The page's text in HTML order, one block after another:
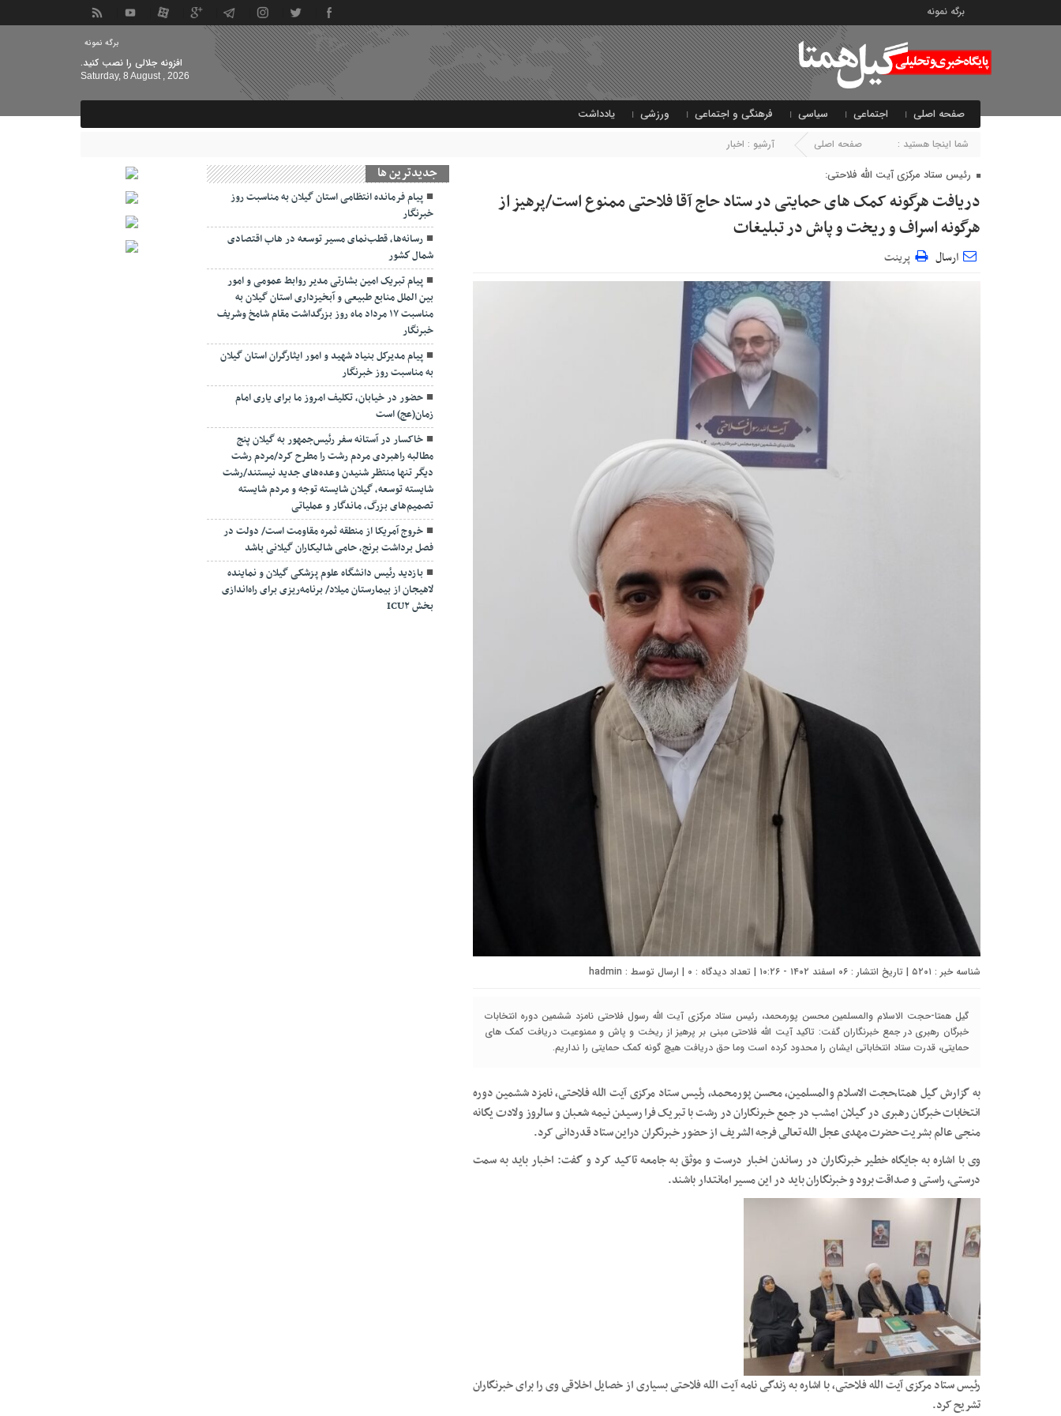
برگه نمونه
برگه نمونه
افزونه جلالی را نصب کنید.
Saturday, 8 August , 2026
صفحه اصلی اجتماعی سیاسی فرهنگی و اجتماعی ورزشی یادداشت
شما اینجا هستید : صفحه اصلی آرشیو : اخبار
رئیس ستاد مرکزی آیت الله فلاحتی:
دریافت هرگونه کمک های حمایتی در ستاد حاج آقا فلاحتی ممنوع است/پرهیز از
هرگونه اسراف و ریخت و پاش در تبلیغات
ارسال پرینت
شناسه خبر : ۵۲۰۱ | تاریخ انتشار : ۰۶ اسفند ۱۴۰۲ - ۱۰:۲۶ | تعداد دیدگاه : ۰ | ارسال توسط : hadmin
گیل همتا-حجت الاسلام والمسلمین محسن پورمحمد، رئیس ستاد مرکزی آیت الله رسول فلاحتی نامزد ششمین دوره انتخابات
خبرگان رهبری در جمع خبرنگاران گفت: تاکید آیت الله فلاحتی مبنی بر پرهیز از ریخت و پاش و ممنوعیت دریافت کمک های
حمایتی، قدرت ستاد انتخاباتی ایشان را محدود کرده است وما حق دریافت هیچ گونه کمک حمایتی را نداریم.
به گزارش گیل همتا،حجت الاسلام والمسلمین، محسن پورمحمد، رئیس ستاد مرکزی آیت الله فلاحتی، نامزد ششمین دوره
انتخابات خبرگان رهبری در گیلان امشب در جمع خبرنگاران در رشت با تبریک فرا رسیدن نیمه شعبان و سالروز ولادت یگانه
منجی عالم بشریت حضرت مهدی عجل الله تعالی فرجه الشریف از حضور خبرنگران دراین ستاد قدردانی کرد.
وی با اشاره به جایگاه خطیر خبرنگاران در رساندن اخبار درست و موثق به جامعه تاکید کرد و گفت: اخبار باید به سمت
درستی، راستی و صداقت برود و خبرنگاران باید در این مسیر امانتدار باشند.
رئیس ستاد مرکزی آیت الله فلاحتی، با اشاره به زندگی نامه آیت الله فلاحتی بسیاری از خصایل اخلاقی وی را برای خبرنگاران
تشریح کرد.
جديدترين ها
پیام فرمانده انتظامی استان گیلان به مناسبت روز
خبرنگار
رسانه‌ها، قطب‌نمای مسیر توسعه در هاب اقتصادی
شمال كشور
پیام تبریک امین بشارتی مدیر روابط عمومی و امور
بین الملل منابع طبیعی و آبخیزداری استان گیلان به
مناسبت ۱۷ مرداد ماه روز بزرگداشت مقام شامخ وشریف
خبرنگار
پیام مدیرکل بنیاد شهید و امور ایثارگران استان گیلان
به مناسبت روز خبرنگار
حضور در خیابان، تکلیف امروز ما برای یاری امام
زمان(عج) است
خاکسار در آستانه سفر رئیس‌جمهور به گیلان پنج
مطالبه راهبردی مردم رشت را مطرح کرد/مردم رشت
دیگر تنها منتظر شنیدن وعده‌های جدید نیستند/رشت
شایسته توسعه، گیلان شایسته توجه و مردم شایسته
تصمیم‌های بزرگ، ماندگار و عملیاتی
خروج آمریکا از منطقه ثمره مقاومت است/ دولت در
فصل برداشت برنج، حامی شالیکاران گیلانی باشد
بازدید رئیس دانشگاه علوم پزشکی گیلان و نماینده
لاهیجان از بیمارستان میلاد/ برنامه‌ریزی برای راه‌اندازی
بخش ICU۲